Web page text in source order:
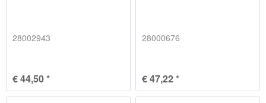
28002943
€ 44,50 *
28000676
€ 47,22 *